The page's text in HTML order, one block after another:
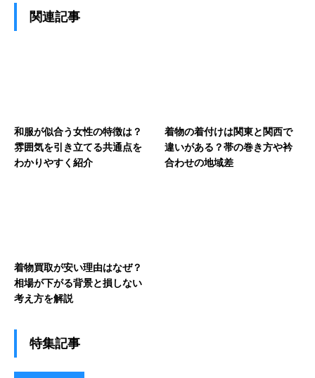
関連記事
和服が似合う女性の特徴は？
雰囲気を引き立てる共通点を
わかりやすく紹介
着物の着付けは関東と関西で
違いがある？帯の巻き方や衿
合わせの地域差
着物買取が安い理由はなぜ？
相場が下がる背景と損しない
考え方を解説
特集記事